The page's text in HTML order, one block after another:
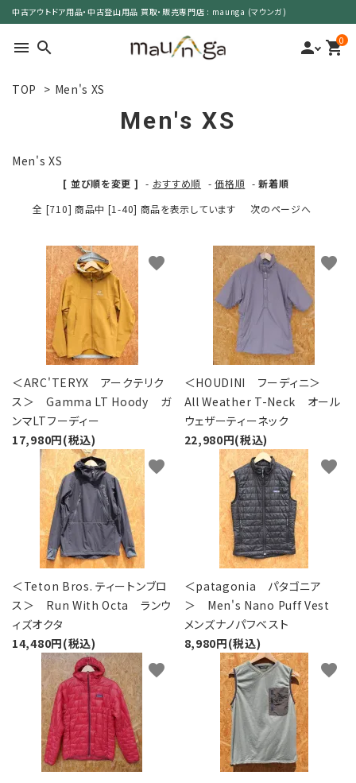
中古アウトドア用品・中古登山用品 買取・販売専門店 : maunga (マウンガ)
menu search person 0
shopping_cart
カテゴリーで選ぶ
価格で選ぶ
買取案内
レンタル・修理
店舗情報
POLICY
INFORMATION
ACCOUNT MENU
ようこそ ゲスト 様
meeting_room ログイン person 新規会員登録
TOP > Men's XS
Men's XS
Men's XS
[ 並び順を変更 ] - おすすめ順 -価格順 -新着順
全 [710] 商品中 [1-40] 商品を表示しています
次のページへ
＜ARC'TERYX アークテリク
ス＞ Gamma LT Hoody ガ
ンマLTフーディー
17,980円(税込)
favorite
＜HOUDINI フーディニ＞
All Weather T-Neck オール
ウェザーティーネック
22,980円(税込)
favorite
＜Teton Bros. ティートンブロ
ス＞ Run With Octa ランウ
ィズオクタ
14,480円(税込)
favorite
＜patagonia パタゴニア
＞ Men's Nano Puff Vest
メンズナノパフベスト
8,980円(税込)
favorite
favorite favorite